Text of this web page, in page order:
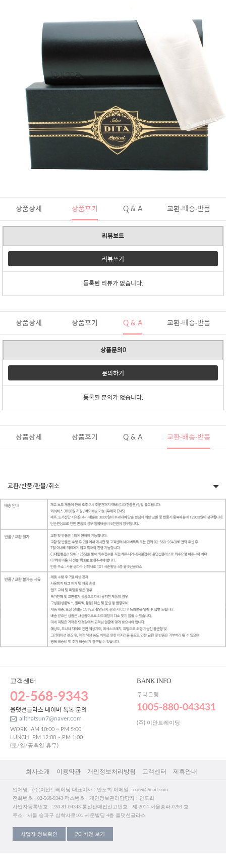
상품상세 상품후기 Q & A 교환·배송·반품
리뷰보드
리뷰쓰기
등록된 리뷰가 없습니다.
상품상세 상품후기 Q & A 교환·배송·반품
상품문의0
문의하기
등록된 문의가 없습니다.
상품상세 상품후기 Q & A 교환·배송·반품
교환/반품/환불/취소
고객센터
02-568-9343
올댓선글라스 네이버 톡톡 문의
allthatsun7@naver.com
WORK
AM 10:00 ~ PM 5:00
LUNCH
PM 12:00 ~ PM 1:00
(토/일/공휴일 휴무)
BANK INFO
우리은행
1005-880-043431
(주) 이안트레이딩
회사소개 이용약관 개인정보처리방침 고객센터 제휴안내
업체명 : (주)이안트레이딩 대표이사 : 안도희 이메일 : cocen@mail.com
전화번호 : 02-568-9343 팩스번호 : 개인정보관리담당자 : 안도희
사업자등록번호 : 230-81-04343 통신판매업신고번호 : 제 2014-서울송파-0293 호
주소 : 서울 송파구 삼학사로101 세준빌딩 4층 올댓선글라스
사업자 정보확인 PC 버전 보기